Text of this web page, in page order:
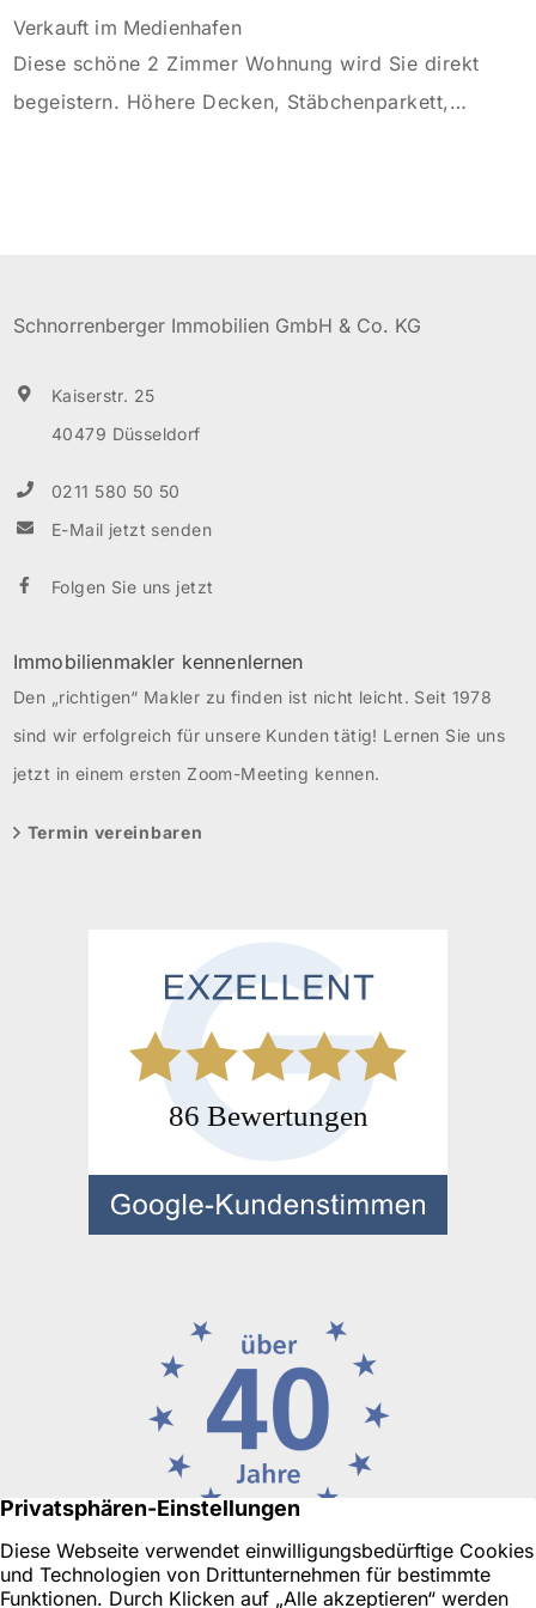
Verkauft im Medienhafen
Diese schöne 2 Zimmer Wohnung wird Sie direkt
begeistern. Höhere Decken, Stäbchenparkett,
große Wohnküche, […]
Schnorrenberger Immobilien GmbH & Co. KG
Kaiserstr. 25
40479 Düsseldorf
0211 580 50 50
E-Mail jetzt senden
Folgen Sie uns jetzt
Immobilienmakler kennenlernen
Den „richtigen“ Makler zu finden ist nicht leicht. Seit 1978
sind wir erfolgreich für unsere Kunden tätig! Lernen Sie uns
jetzt in einem ersten Zoom-Meeting kennen.
Termin vereinbaren